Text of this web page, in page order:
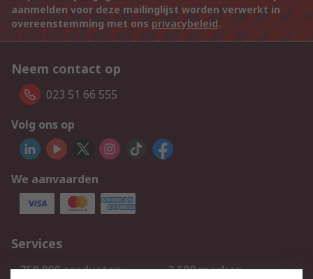
aanmelden voor deze mailinglijst worden verwerkt in
overeenstemming met ons privacybeleid.
Neem contact op
023 51 66 555
Volg ons op
We aanvaarden
Services
750.000 producten
2.500 merken